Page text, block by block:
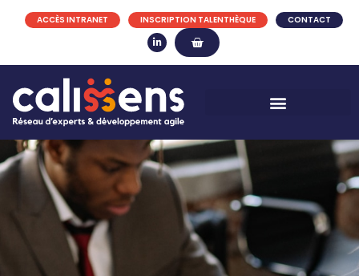
ACCÈS INTRANET INSCRIPTION TALENTHÈQUE CONTACT